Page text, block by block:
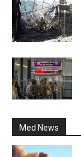
Med News